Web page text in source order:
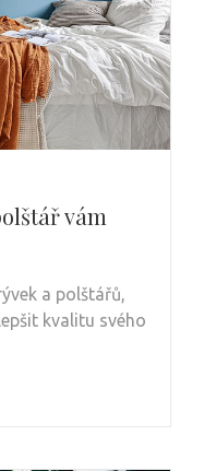
vám
a polštářů,
kvalitu svého